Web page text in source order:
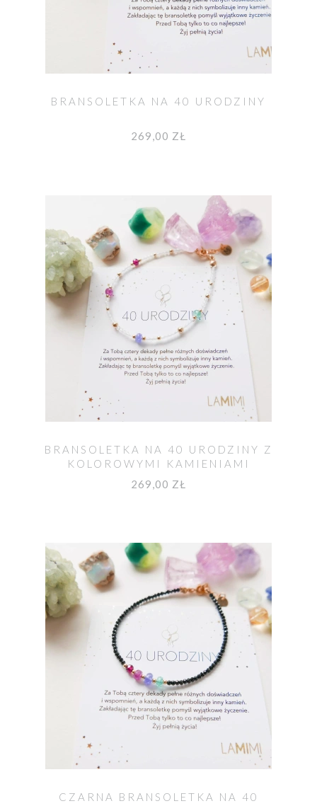
BRANSOLETKA NA 40 URODZINY
269,00 ZŁ
BRANSOLETKA NA 40 URODZINY Z
KOLOROWYMI KAMIENIAMI
NATURALNYMI
269,00 ZŁ
CZARNA BRANSOLETKA NA 40